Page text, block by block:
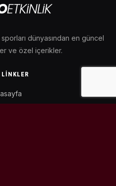
dünyasından en güncel
ve özel içerikler.